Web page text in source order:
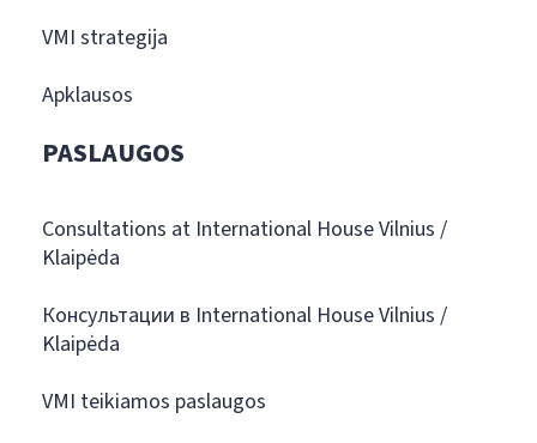
VMI strategija
Apklausos
PASLAUGOS
Consultations at International House Vilnius /
Klaipėda
Консультации в International House Vilnius /
Klaipėda
VMI teikiamos paslaugos